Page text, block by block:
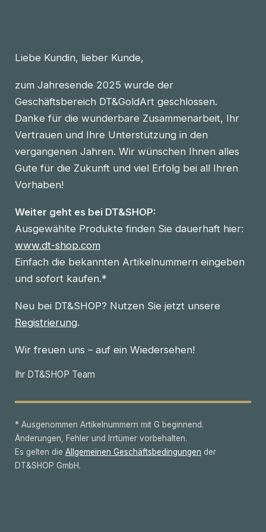
Liebe Kundin, lieber Kunde,
zum Jahresende 2025 wurde der
Geschäftsbereich DT&GoldArt geschlossen.
Danke für die wunderbare Zusammenarbeit, Ihr
Vertrauen und Ihre Unterstützung in den
vergangenen Jahren. Wir wünschen Ihnen alles
Gute für die Zukunft und viel Erfolg bei all Ihren
Vorhaben!
Weiter geht es bei DT&SHOP:
Ausgewählte Produkte finden Sie dauerhaft hier:
www.dt-shop.com
Einfach die bekannten Artikelnummern eingeben
und sofort kaufen.*
Neu bei DT&SHOP? Nutzen Sie jetzt unsere
Registrierung.
Wir freuen uns – auf ein Wiedersehen!
Ihr DT&SHOP Team
* Ausgenommen Artikelnummern mit G beginnend.
Änderungen, Fehler und Irrtümer vorbehalten.
Es gelten die Allgemeinen Geschäftsbedingungen der
DT&SHOP GmbH.